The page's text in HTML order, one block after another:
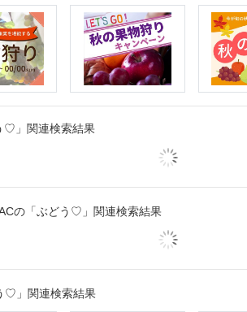
♡」関連検索結果
の「ぶどう♡」関連検索結果
♡」関連検索結果